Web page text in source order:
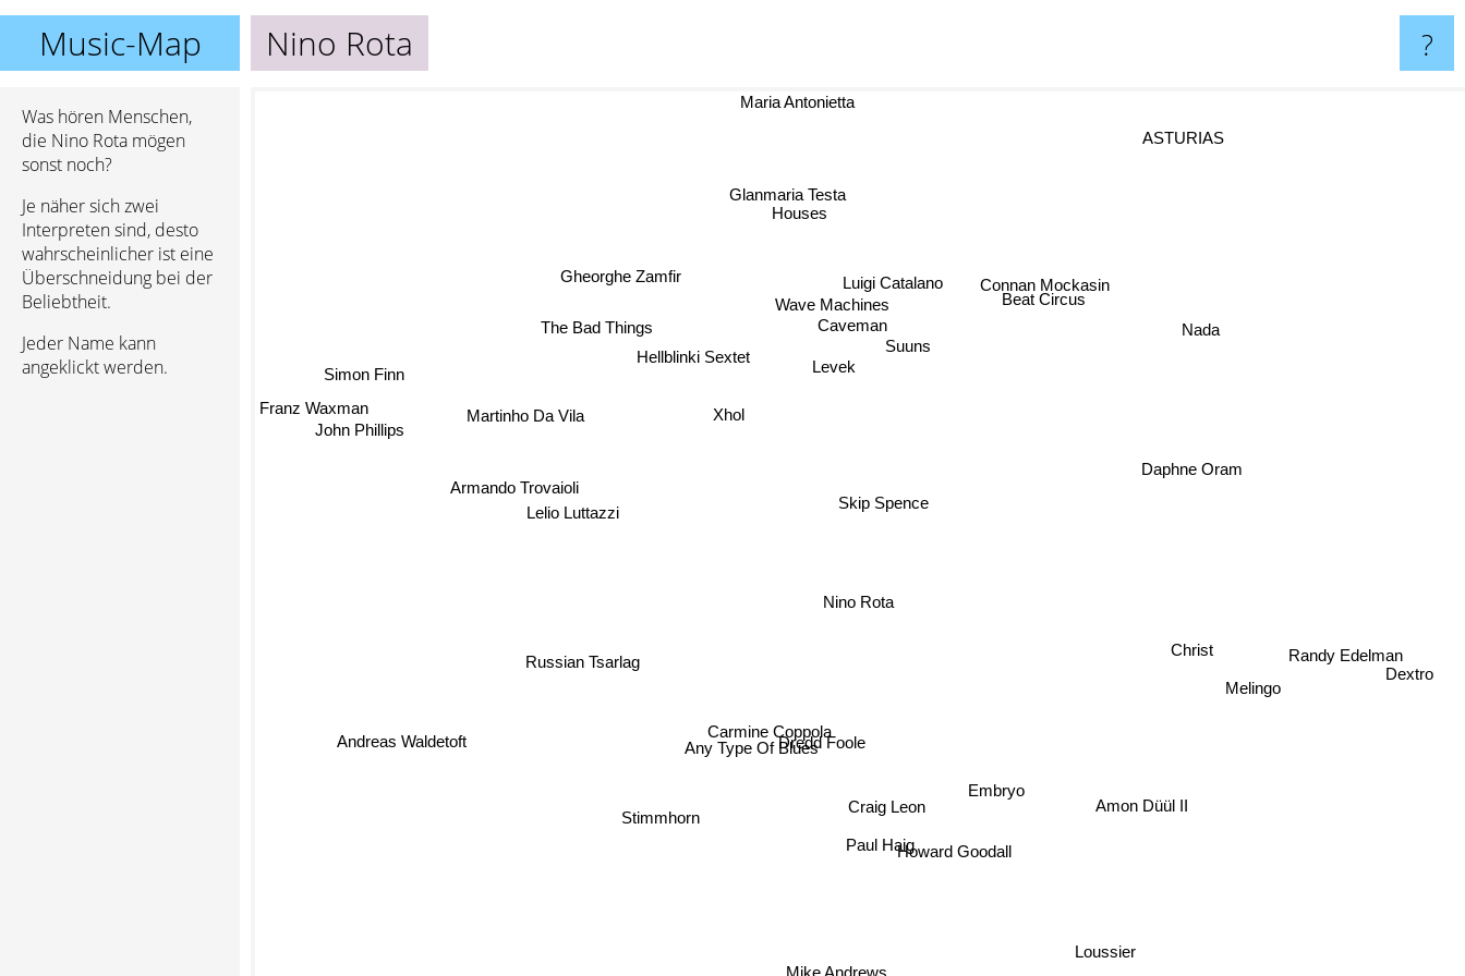
Music-Map Nino Rota ?
Was hören Menschen,
die Nino Rota mögen
sonst noch?
Je näher sich zwei
Interpreten sind, desto
wahrscheinlicher ist eine
Überschneidung bei der
Beliebtheit.
Jeder Name kann
angeklickt werden.
Nino Rota
Carmine Coppola
Skip Spence
Craig Leon
Any Type Of Blues
Xhol
Dredd Foole
Paul Haig
Howard Goodall
Daphne Oram
Levek
Russian Tsarlag
Suuns
Embryo
Caveman
Wave Machines
Martinho Da Vila
Lelio Luttazzi
Mike Andrews
Stimmhorn
Beat Circus
Connan Mockasin
Luigi Catalano
Armando Trovaioli
Hellblinki Sextet
Amon Düül II
Nada
Houses
Gheorghe Zamfir
Andreas Waldetoft
Randy Edelman
John Phillips
Glanmaria Testa
Melingo Dextro
Maria Antonietta
Franz Waxman
Loussier
ASTURIAS
Simon Finn